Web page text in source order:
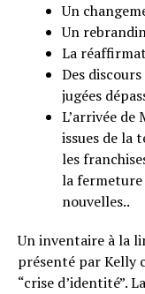
Un
Un
La
Des
jugées
L’arrivée de
issues de la
les
la fermeture
nouvelles..
Un inventaire à la
présenté par Kelly
“crise d’identité”.